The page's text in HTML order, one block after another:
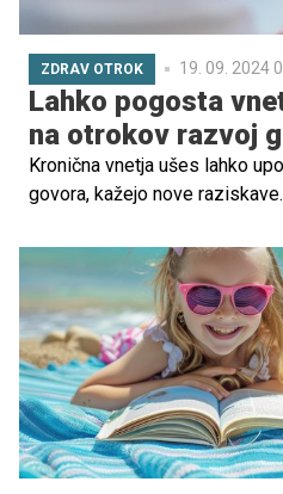
ZDRAV OTROK 19. 09. 2024
Lahko pogosta
na otrokov razvoj
Kronična vnetja ušes lahko
govora, kažejo nove raziskave.